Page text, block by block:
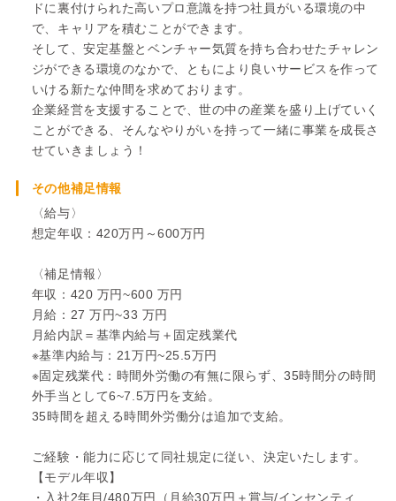
ドに裏付けられた高いプロ意識を持つ社員がいる環境の中
で、キャリアを積むことができます。
そして、安定基盤とベンチャー気質を持ち合わせたチャレン
ジができる環境のなかで、ともにより良いサービスを作って
いける新たな仲間を求めております。
企業経営を支援することで、世の中の産業を盛り上げていく
ことができる、そんなやりがいを持って一緒に事業を成長さ
せていきましょう！
その他補足情報
〈給与〉
想定年収：420万円～600万円
〈補足情報〉
年収：420 万円~600 万円
月給：27 万円~33 万円
月給内訳＝基準内給与＋固定残業代
※基準内給与：21万円~25.5万円
※固定残業代：時間外労働の有無に限らず、35時間分の時間
外手当として6~7.5万円を支給。
35時間を超える時間外労働分は追加で支給。
ご経験・能力に応じて同社規定に従い、決定いたします。
【モデル年収】
・入社2年目/480万円（月給30万円＋賞与/インセンティ